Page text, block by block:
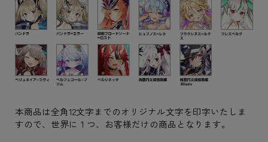
本商品は全角12文字までのオリジナル文字を印字いたしま
すので、世界に１つ、お客様だけの商品となります。